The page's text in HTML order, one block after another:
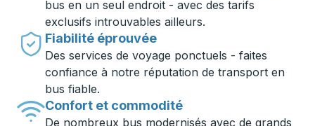
bus en un seul endroit - avec des tarifs
exclusifs introuvables ailleurs.
Fiabilité éprouvée
Des services de voyage ponctuels - faites
confiance à notre réputation de transport en
bus fiable.
Confort et commodité
De nombreux bus modernisés avec de grands